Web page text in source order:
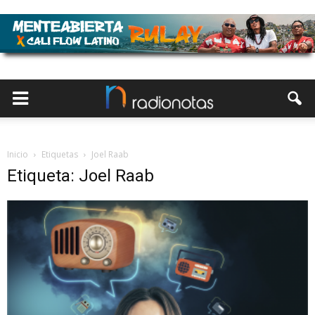
Inicio Etiquetas Joel Raab
Etiqueta: Joel Raab